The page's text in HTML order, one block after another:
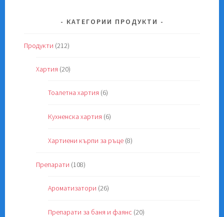
КАТЕГОРИИ ПРОДУКТИ
Продукти (212)
Хартия (20)
Тоалетна хартия (6)
Кухненска хартия (6)
Хартиени кърпи за ръце (8)
Препарати (108)
Ароматизатори (26)
Препарати за баня и фаянс (20)